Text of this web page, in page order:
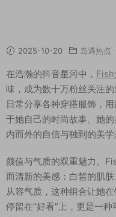
2025-10-20 岛遇热点
在浩瀚的抖音星河中，
味，成为数十万粉丝关注
日常分享各种穿搭服饰，
于她自己的时尚故事。她
内而外的自信与独到的美学
颜值与气质的双重魅力。
而清新的美感：白皙的肌
从容气质，这种组合让她
停留在“好看”上，更是一